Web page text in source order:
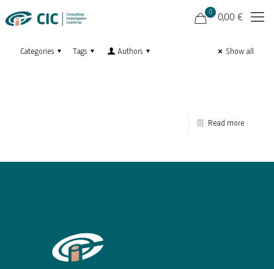
0
0,00 €
Categories Tags Authors Show all
Read more